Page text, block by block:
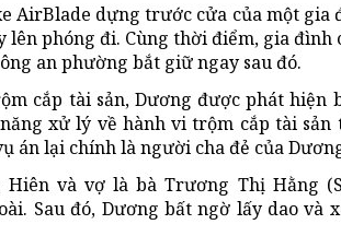
AirBlade dựng trước cửa của một gia
phóng đi. Cùng thời điểm, gia đình
an phường bắt giữ ngay sau đó.
cắp tài sản, Dương được phát
xử lý về hành vi trộm cắp tài
án lại chính là người cha đẻ của
Hiên và vợ là bà Trương Thị Hằng
Sau đó, Dương bất ngờ lấy dao và